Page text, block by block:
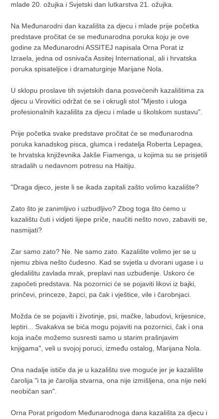
mlade 20. ožujka i Svjetski dan lutkarstva 21. ožujka.
Na Međunarodni dan kazališta za djecu i mlade prije početka
predstave pročitat će se međunarodna poruka koju je ove
godine za Međunarodni ASSITEJ napisala Orna Porat iz
Izraela, jedna od osnivača Assitej International, ali i hrvatska
poruka spisateljice i dramaturginje Marijane Nola.
U sklopu proslave tih svjetskih dana posvećenih kazalištima za
djecu u Virovitici održat će se i okrugli stol "Mjesto i uloga
profesionalnih kazališta za djecu i mlade u školskom sustavu".
Prije početka svake predstave pročitat će se međunarodna
poruka kanadskog pisca, glumca i redatelja Roberta Lepagea,
te hrvatska književnika Jakše Fiamenga, u kojima su se prisjetili
stradalih u nedavnom potresu na Haitiju.
"Draga djeco, jeste li se ikada zapitali zašto volimo kazalište?
Zato što je zanimljivo i uzbudljivo? Zbog toga što ćemo u
kazalištu čuti i vidjeti lijepe priče, naučiti nešto novo, zabaviti se,
nasmijati?
Zar samo zato? Ne. Ne samo zato. Kazalište volimo jer se u
njemu zbiva nešto čudesno. Kad se svjetla u dvorani ugase i u
gledalištu zavlada mrak, preplavi nas uzbuđenje. Uskoro će
započeti predstava. Na pozornici će se pojaviti likovi iz bajki,
prinčevi, princeze, žapci, pa čak i vještice, vile i čarobnjaci.
Možda će se pojaviti i životinje, psi, mačke, labudovi, krijesnice,
leptiri... Svakakva se bića mogu pojaviti na pozornici, čak i ona
koja inače možemo susresti samo u starim prašnjavim
knjigama", veli u svojoj poruci, između ostalog, Marijana Nola.
Ona nadalje ističe da je u kazalištu sve moguće jer je kazalište
čarolija "i ta je čarolija stvarna, ona nije izmišljena, ona nije neki
neobičan san".
Orna Porat prigodom Međunarodnoga dana kazališta za djecu i